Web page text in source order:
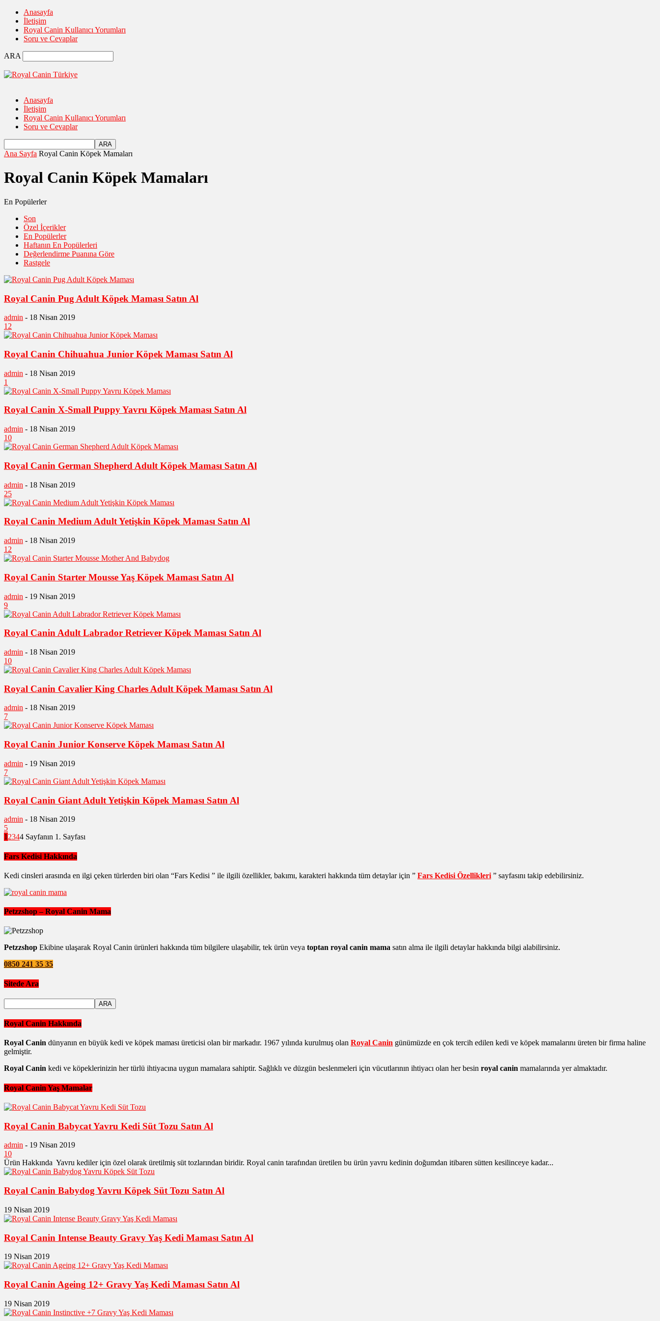
Anasayfa
İletişim
Royal Canin Kullanıcı Yorumları
Soru ve Cevaplar
ARA
Anasayfa
İletişim
Royal Canin Kullanıcı Yorumları
Soru ve Cevaplar
Ana Sayfa Royal Canin Köpek Mamaları
Royal Canin Köpek Mamaları
En Popülerler
Son
Özel İçerikler
En Popülerler
Haftanın En Popülerleri
Değerlendirme Puanına Göre
Rastgele
Royal Canin Pug Adult Köpek Maması Satın Al
admin - 18 Nisan 2019
12
Royal Canin Chihuahua Junior Köpek Maması Satın Al
admin - 18 Nisan 2019
1
Royal Canin X-Small Puppy Yavru Köpek Maması Satın Al
admin - 18 Nisan 2019
10
Royal Canin German Shepherd Adult Köpek Maması Satın Al
admin - 18 Nisan 2019
25
Royal Canin Medium Adult Yetişkin Köpek Maması Satın Al
admin - 18 Nisan 2019
12
Royal Canin Starter Mousse Yaş Köpek Maması Satın Al
admin - 19 Nisan 2019
9
Royal Canin Adult Labrador Retriever Köpek Maması Satın Al
admin - 18 Nisan 2019
10
Royal Canin Cavalier King Charles Adult Köpek Maması Satın Al
admin - 18 Nisan 2019
7
Royal Canin Junior Konserve Köpek Maması Satın Al
admin - 19 Nisan 2019
7
Royal Canin Giant Adult Yetişkin Köpek Maması Satın Al
admin - 18 Nisan 2019
5
1 2344 Sayfanın 1. Sayfası
Fars Kedisi Hakkında
Kedi cinsleri arasında en ilgi çeken türlerden biri olan “Fars Kedisi ” ile ilgili özellikler, bakımı, karakteri hakkında tüm detaylar için ” Fars Kedisi Özellikleri ” sayfasını takip edebilirsiniz.
Petzzshop – Royal Canin Mama
Petzzshop Ekibine ulaşarak Royal Canin ürünleri hakkında tüm bilgilere ulaşabilir, tek ürün veya toptan royal canin mama satın alma ile ilgili detaylar hakkında bilgi alabilirsiniz.
0850 241 35 35
Sitede Ara
Royal Canin Hakkında
Royal Canin dünyanın en büyük kedi ve köpek maması üreticisi olan bir markadır. 1967 yılında kurulmuş olan Royal Canin günümüzde en çok tercih edilen kedi ve köpek mamalarını üreten bir firma haline
gelmiştir.
Royal Canin kedi ve köpeklerinizin her türlü ihtiyacına uygun mamalara sahiptir. Sağlıklı ve düzgün beslenmeleri için vücutlarının ihtiyacı olan her besin royal canin mamalarında yer almaktadır.
Royal Canin Yaş Mamalar
Royal Canin Babycat Yavru Kedi Süt Tozu Satın Al
admin - 19 Nisan 2019
10
Ürün Hakkında Yavru kediler için özel olarak üretilmiş süt tozlarından biridir. Royal canin tarafından üretilen bu ürün yavru kedinin doğumdan itibaren sütten kesilinceye kadar...
Royal Canin Babydog Yavru Köpek Süt Tozu Satın Al
19 Nisan 2019
Royal Canin Intense Beauty Gravy Yaş Kedi Maması Satın Al
19 Nisan 2019
Royal Canin Ageing 12+ Gravy Yaş Kedi Maması Satın Al
19 Nisan 2019